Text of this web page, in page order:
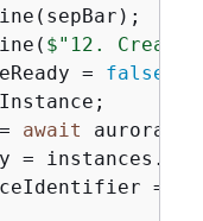
$"12.
= false
await
=
==